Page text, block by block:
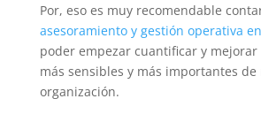
Por, eso es muy recomendable
asesoramiento y gestión operativa
poder empezar cuantificar y mejorar
más sensibles y más importantes de
organización.